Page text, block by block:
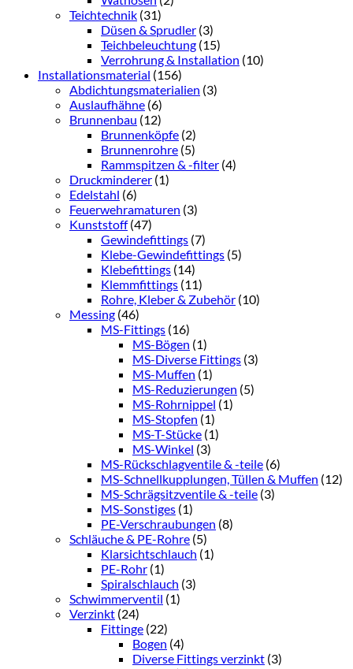
Teichtechnik (31)
Düsen & Sprudler (3)
Teichbeleuchtung (15)
Verrohrung & Installation (10)
Installationsmaterial (156)
Abdichtungsmaterialien (3)
Auslaufhähne (6)
Brunnenbau (12)
Brunnenköpfe (2)
Brunnenrohre (5)
Rammspitzen & -filter (4)
Druckminderer (1)
Edelstahl (6)
Feuerwehramaturen (3)
Kunststoff (47)
Gewindefittings (7)
Klebe-Gewindefittings (5)
Klebefittings (14)
Klemmfittings (11)
Rohre, Kleber & Zubehör (10)
Messing (46)
MS-Fittings (16)
MS-Bögen (1)
MS-Diverse Fittings (3)
MS-Muffen (1)
MS-Reduzierungen (5)
MS-Rohrnippel (1)
MS-Stopfen (1)
MS-T-Stücke (1)
MS-Winkel (3)
MS-Rückschlagventile & -teile (6)
MS-Schnellkupplungen, Tüllen & Muffen (12)
MS-Schrägsitzventile & -teile (3)
MS-Sonstiges (1)
PE-Verschraubungen (8)
Schläuche & PE-Rohre (5)
Klarsichtschlauch (1)
PE-Rohr (1)
Spiralschlauch (3)
Schwimmerventil (1)
Verzinkt (24)
Fittinge (22)
Bogen (4)
Diverse Fittings verzinkt (3)